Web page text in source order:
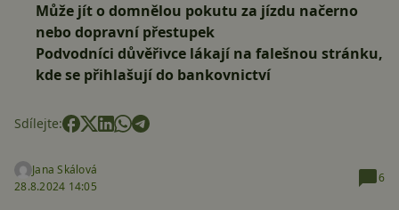
Může jít o domnělou pokutu za jízdu načerno
nebo dopravní přestupek
Podvodníci důvěřivce lákají na falešnou stránku,
kde se přihlašují do bankovnictví
Sdílejte:
Jana Skálová
28.8.2024 14:05
6